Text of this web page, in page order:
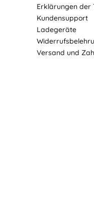
Erklärungen der
Kundensupport
Ladegeräte
Versand und